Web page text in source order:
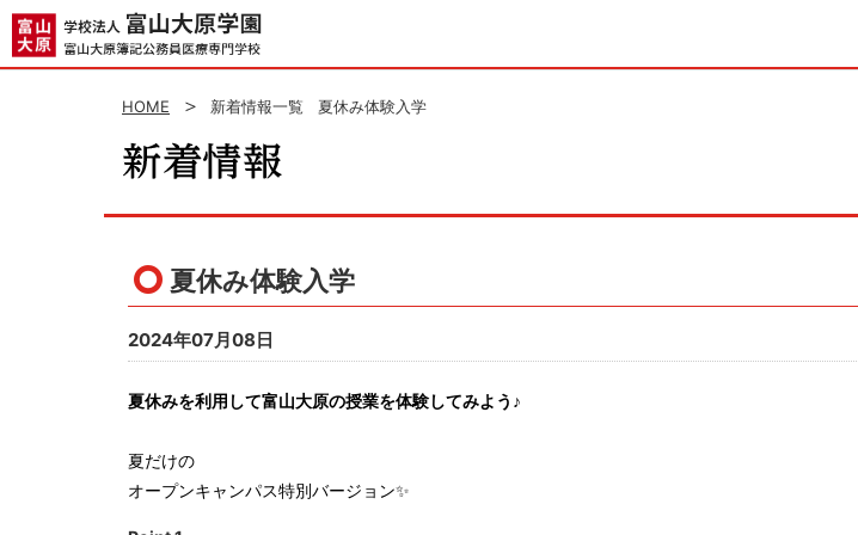
HOME 新着情報一覧 夏休み体験入学
夏休み体験入学
2024年07月08日
夏休みを利用して富山大原の授業を体験してみよう♪
夏だけの
オープンキャンパス特別バージョン✨